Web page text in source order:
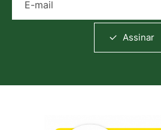
Assinar